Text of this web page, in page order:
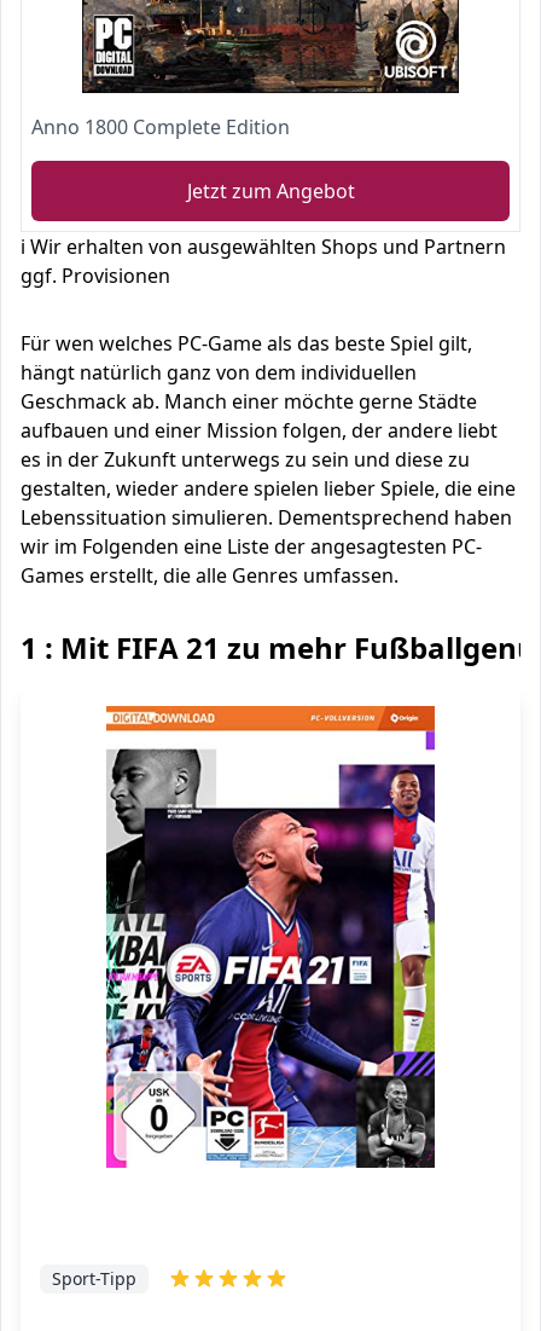
Anno 1800 Complete Edition
Jetzt zum Angebot
ℹ️ Wir erhalten von ausgewählten Shops und Partnern
ggf. Provisionen
Für wen welches PC-Game als das beste Spiel gilt,
hängt natürlich ganz von dem individuellen
Geschmack ab. Manch einer möchte gerne Städte
aufbauen und einer Mission folgen, der andere liebt
es in der Zukunft unterwegs zu sein und diese zu
gestalten, wieder andere spielen lieber Spiele, die eine
Lebenssituation simulieren. Dementsprechend haben
wir im Folgenden eine Liste der angesagtesten PC-
Games erstellt, die alle Genres umfassen.
1 : Mit FIFA 21 zu mehr
Sport-Tipp